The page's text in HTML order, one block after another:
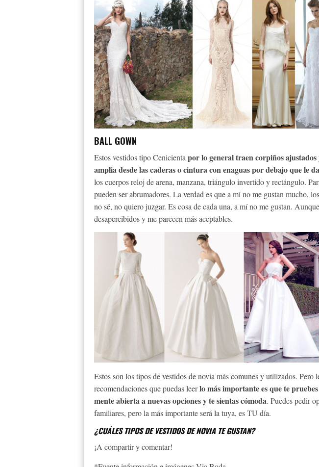
BALL GOWN
Estos vestidos tipo Cenicienta por lo general traen corpiños ajustados
amplia desde las caderas o cintura con enaguas por debajo que le
los cuerpos reloj de arena, manzana, triángulo invertido y rectángulo.
pueden ser abrumadores. La verdad es que a mí no me gustan mucho,
no sé, no quiero juzgar. Es cosa de cada una, a mí no me gustan.
desapercibidos y me parecen más aceptables.
Estos son los tipos de vestidos de novia más comunes y utilizados. Pero
recomendaciones que puedas leerlo más importante es que te
mente abierta a nuevas opciones y te sientas cómoda. Puedes pedir
familiares, pero la más importante será la tuya, es TU día.
¿CUÁLES TIPOS DE VESTIDOS DE NOVIA TE GUSTAN?
¡A compartir y comentar!